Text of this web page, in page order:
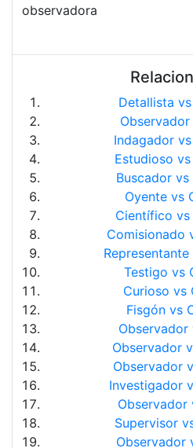
observadora
Detallista
Indagador
Estudioso
Buscador
Oyente vs
Científico
Comisionado
Testigo vs
Curioso vs
Fisgón vs
Observador
Observador
Observador
Investigador
Observador
Supervisor
Observador